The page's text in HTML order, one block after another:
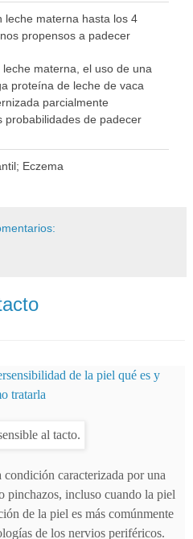
leche materna hasta los 4
propensos a padecer
materna, el uso de una
proteína de leche de vaca
parcialmente
probabilidades de padecer
Eczema
de la piel qué es y
tratarla
caracterizada por una
pinchazos, incluso cuando la piel
de la piel es más comúnmente
de los nervios periféricos.